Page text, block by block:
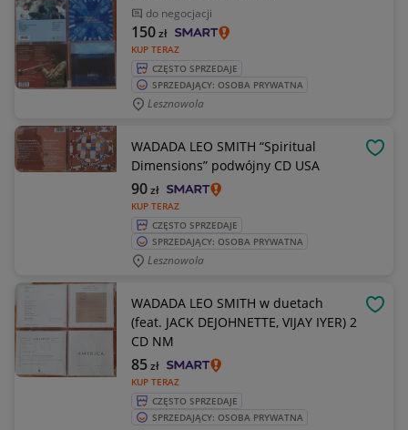
do negocjacji
KUP TERAZ
150zł
CZĘSTO SPRZEDAJE
SPRZEDAJĄCY: OSOBA PRYWATNA
Lesznowola
WADADA LEO SMITH “Spiritual
Dimensions” podwójny CD USA
KUP TERAZ
90zł
CZĘSTO SPRZEDAJE
SPRZEDAJĄCY: OSOBA PRYWATNA
Lesznowola
WADADA LEO SMITH w duetach
(feat. JACK DEJOHNETTE, VIJAY IYER) 2
CD NM
KUP TERAZ
85zł
CZĘSTO SPRZEDAJE
SPRZEDAJĄCY: OSOBA PRYWATNA